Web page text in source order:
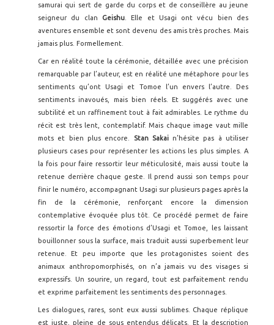
samurai qui sert de garde du corps et de conseillère au jeune
seigneur du clan Geishu. Elle et Usagi ont vécu bien des
aventures ensemble et sont devenu des amis très proches. Mais
jamais plus. Formellement.
Car en réalité toute la cérémonie, détaillée avec une précision
remarquable par l’auteur, est en réalité une métaphore pour les
sentiments qu’ont Usagi et Tomoe l’un envers l’autre. Des
sentiments inavoués, mais bien réels. Et suggérés avec une
subtilité et un raffinement tout à fait admirables. Le rythme du
récit est très lent, contemplatif. Mais chaque image vaut mille
mots et bien plus encore.
Stan Sakain’hésite pas à utiliser
plusieurs cases pour représenter les actions les plus simples. A
la fois pour faire ressortir leur méticulosité, mais aussi toute la
retenue derrière chaque geste. Il prend aussi son temps pour
finir le numéro, accompagnant Usagi sur plusieurs pages après la
fin de la cérémonie, renforçant encore la dimension
contemplative évoquée plus tôt. Ce procédé permet de faire
ressortir la force des émotions d’Usagi et Tomoe, les laissant
bouillonner sous la surface, mais traduit aussi superbement leur
retenue. Et peu importe que les protagonistes soient des
animaux anthropomorphisés, on n’a jamais vu des visages si
expressifs. Un sourire, un regard, tout est parfaitement rendu
et exprime parfaitement les sentiments des personnages.
Les dialogues, rares, sont eux aussi sublimes. Chaque réplique
est juste, pleine de sous entendus délicats. Et la description